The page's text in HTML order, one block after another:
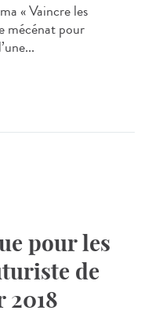
« Vaincre les
mécénat pour
pour les
de
2018